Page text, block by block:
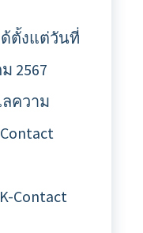
ตั้งแต่วันที่
2567
ความ
Contact